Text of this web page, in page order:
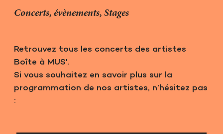
Concerts, évènements, Stages
Retrouvez tous les concerts des artistes
Boîte à MUS'.
Si vous souhaitez en savoir plus sur la
programmation de nos artistes, n’hésitez pas
: